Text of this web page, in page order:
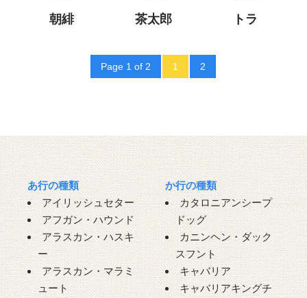
朝緋 茶太郎 トラ
Page 1 of 2 1 2
あ行の種類
アイリッシュセター
アフガン・ハウンド
アラスカン・ハスキ
ー
アラスカン・マラミ
ュート
か行の種類
カタロニアンシープ
ドッグ
カニンヘン・ダック
スフント
キャバリア
キャバリアキングチ